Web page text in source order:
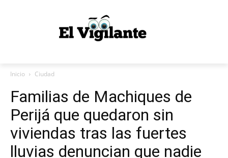
Inicio Ciudad
Familias de Machiques de
Perijá que quedaron sin
viviendas tras las fuertes
lluvias denuncian que nadie